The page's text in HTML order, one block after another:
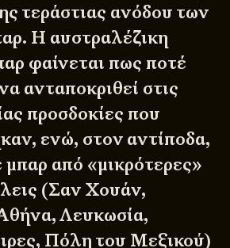
τεράστιας ανόδου των
Η αυστραλέζικη
φαίνεται πως ποτέ
ανταποκριθεί στις
προσδοκίες που
ενώ, στον αντίποδα,
από «μικρότερες»
(Σαν Χουάν,
Λευκωσία,
Πόλη του Μεξικού)